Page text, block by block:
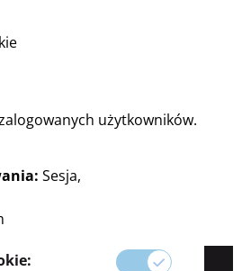
użytkowników.
Sesja,